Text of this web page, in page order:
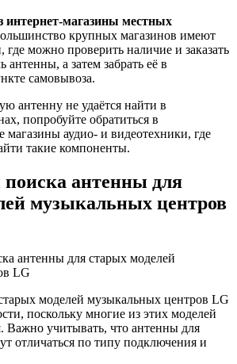
интернет-магазины местных
крупных магазинов имеют
где можно проверить наличие и заказать
а затем забрать её в
самовывоза.
антенну не удаётся найти в
попробуйте обратиться в
магазины аудио- и видеотехники, где
такие компоненты.
поиска антенны для
музыкальных центров
моделей музыкальных центров LG
поскольку многие из этих моделей
Важно учитывать, что антенны для
отличаться по типу подключения и